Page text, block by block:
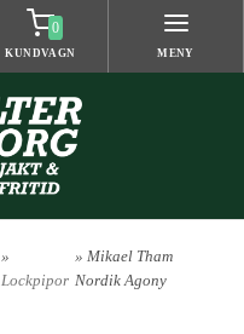
0
KUNDVAGN MENY
»
Lockpipor
» Mikael Tham
Nordik Agony